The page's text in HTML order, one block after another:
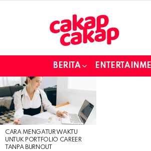
BERITA
LATEST
STORIES
CARA MENGATUR WAKTU
UNTUK PORTFOLIO CAREER
TANPA BURNOUT